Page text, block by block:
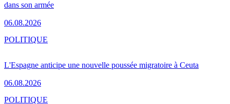
dans son armée
06.08.2026
L'Espagne anticipe une nouvelle poussée migratoire à Ceuta
06.08.2026
POLITIQUE
POLITIQUE